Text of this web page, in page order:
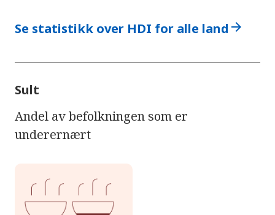
Se statistikk over HDI for alle land arrow_forward
Sult
Andel av befolkningen som er
underernært